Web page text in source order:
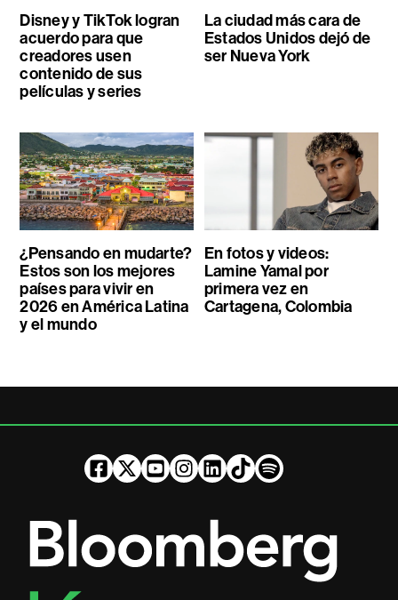
Disney y TikTok logran
acuerdo para que
creadores usen
contenido de sus
películas y series
La ciudad más cara de
Estados Unidos dejó de
ser Nueva York
¿Pensando en mudarte?
Estos son los mejores
países para vivir en
2026 en América Latina
y el mundo
En fotos y videos:
Lamine Yamal por
primera vez en
Cartagena, Colombia